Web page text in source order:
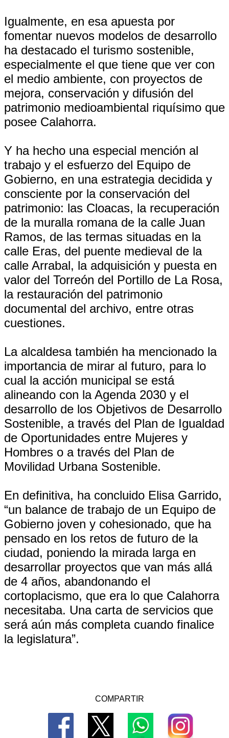
Igualmente, en esa apuesta por
fomentar nuevos modelos de desarrollo
ha destacado el turismo sostenible,
especialmente el que tiene que ver con
el medio ambiente, con proyectos de
mejora, conservación y difusión del
patrimonio medioambiental riquísimo que
posee Calahorra.
Y ha hecho una especial mención al
trabajo y el esfuerzo del Equipo de
Gobierno, en una estrategia decidida y
consciente por la conservación del
patrimonio: las Cloacas, la recuperación
de la muralla romana de la calle Juan
Ramos, de las termas situadas en la
calle Eras, del puente medieval de la
calle Arrabal, la adquisición y puesta en
valor del Torreón del Portillo de La Rosa,
la restauración del patrimonio
documental del archivo, entre otras
cuestiones.
La alcaldesa también ha mencionado la
importancia de mirar al futuro, para lo
cual la acción municipal se está
alineando con la Agenda 2030 y el
desarrollo de los Objetivos de Desarrollo
Sostenible, a través del Plan de Igualdad
de Oportunidades entre Mujeres y
Hombres o a través del Plan de
Movilidad Urbana Sostenible.
En definitiva, ha concluido Elisa Garrido,
“un balance de trabajo de un Equipo de
Gobierno joven y cohesionado, que ha
pensado en los retos de futuro de la
ciudad, poniendo la mirada larga en
desarrollar proyectos que van más allá
de 4 años, abandonando el
cortoplacismo, que era lo que Calahorra
necesitaba. Una carta de servicios que
será aún más completa cuando finalice
la legislatura”.
COMPARTIR